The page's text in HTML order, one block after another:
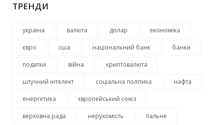
ТРЕНДИ
україна валюта долар економіка
євро сша національний банк банки
податки війна криптовалюта
штучний інтелект соціальна політика нафта
енергетика європейський союз
верховна рада нерухомість пальне